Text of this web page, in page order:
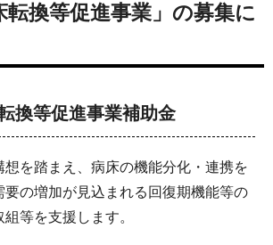
転換等促進事業」の募集に
換等促進事業補助金
想を踏まえ、病床の機能分化・連携を
要の増加が見込まれる回復期機能等の
等を支援します。